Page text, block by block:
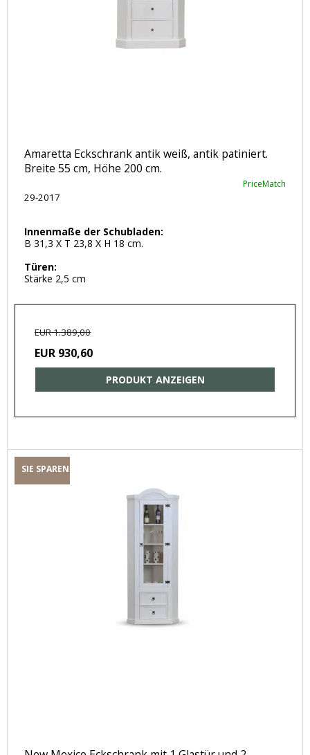
Amaretta Eckschrank antik weiß, antik patiniert.
Breite 55 cm, Höhe 200 cm.
PriceMatch
29-2017
Innenmaße der Schubladen:
B 31,3 X T 23,8 X H 18 cm.
Türen:
Stärke 2,5 cm
EUR 1.389,00
EUR 930,60
PRODUKT ANZEIGEN
SIE SPAREN